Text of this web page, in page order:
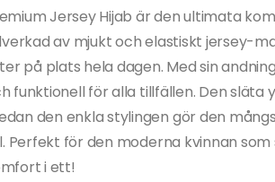
Jersey Hijab är den ultimata
av mjukt och elastiskt jersey-
på plats hela dagen. Med sin
funktionell för alla tillfällen. Den
den enkla stylingen gör den
Perfekt för den moderna kvinnan
i ett!